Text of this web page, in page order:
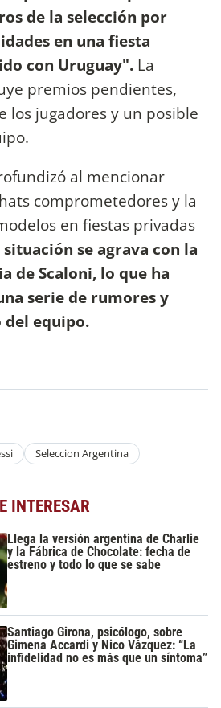
de la selección por
en una fiesta
con Uruguay". La
premios pendientes,
los jugadores y un posible
al mencionar
comprometedores y la
en fiestas privadas
situación se agrava con la
de Scaloni, lo que ha
serie de rumores y
equipo.
Seleccion Argentina
INTERESAR
Llega la versión argentina de Charlie
y la Fábrica de Chocolate: fecha de
estreno y todo lo que se sabe
Santiago Girona, psicólogo, sobre
Gimena Accardi y Nico Vázquez: “La
infidelidad no es más que un síntoma”